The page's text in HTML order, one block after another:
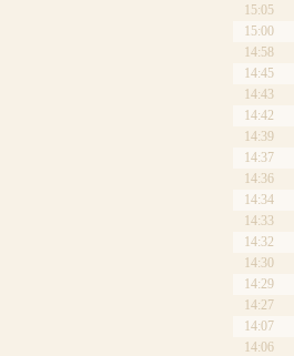
15:05
15:00
14:58
14:45
14:43
14:42
14:39
14:37
14:36
14:34
14:33
14:32
14:30
14:29
14:27
14:07
14:06